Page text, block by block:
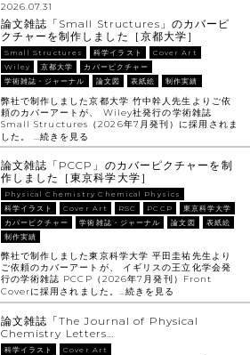
2026.07.31
論文雑誌「Small Structures」のカバーピ
クチャーを制作しました［京都大学］
Small Structures 科学イラスト
Cover Art
Wiley
京都大学
カバーピクチャー
学術雑誌・ジャーナル
論文図 表紙絵 制作実績
弊社で制作しました京都大学 竹中幹人先生よりご依
頼のカバーアートが、 Wiley社発行の学術雑誌
Small Structures（2026年7月発刊）に採用されま
した。 …続きを見る
論文雑誌「PCCP」のカバーピクチャーを制
作しました［東京科学大学］
Physical Chemistry Chemical Physics
科学イラスト
Cover Art RSC PCCP
東京科学大学
カバーピクチャー
学術雑誌・ジャーナル 論文図
表紙絵
制作実績
弊社で制作しました東京科学大学 平田圭祐先生より
ご依頼のカバーアートが、 イギリスの王立化学会発
行の学術雑誌 PCCP（2026年7月発刊）Front
Coverに採用されました。…続きを見る
論文雑誌「The Journal of Physical
Chemistry Letters…
科学イラスト
Cover Art